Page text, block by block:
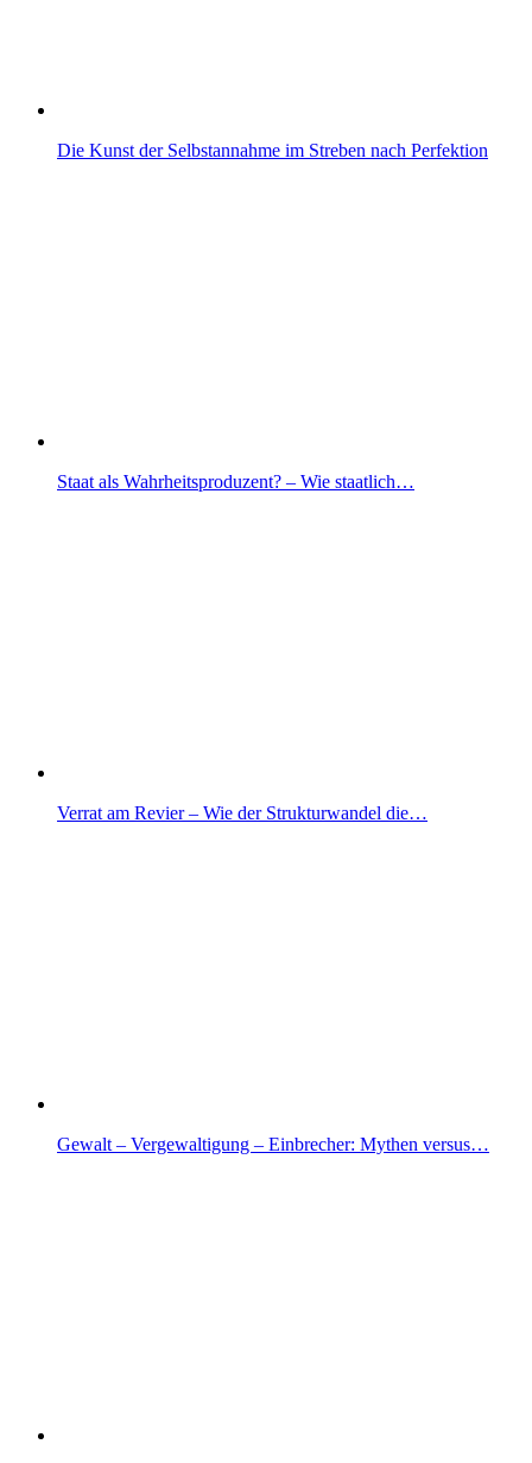
Die Kunst der Selbstannahme im Streben nach Perfektion
Staat als Wahrheitsproduzent? – Wie staatlich…
Verrat am Revier – Wie der Strukturwandel die…
Gewalt – Vergewaltigung – Einbrecher: Mythen versus…